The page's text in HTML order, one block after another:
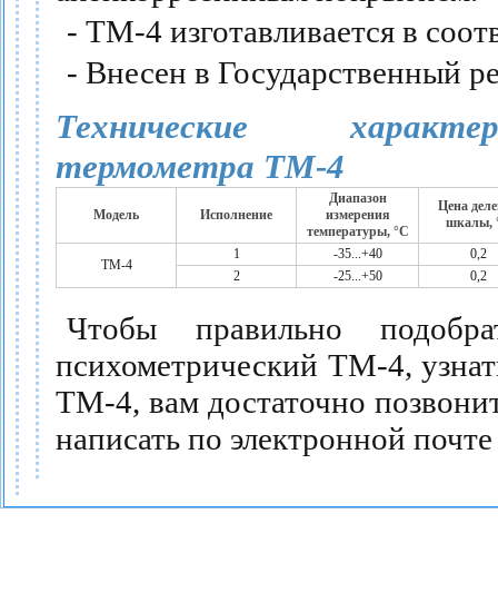
- ТМ-4 изготавливается в
- Внесен в Государственный
Технические
термометра ТМ-4
Модель Исполнение
Диапазон
измерения
температуры, °C
Цена
шкалы,
ТМ-4
1 -35...+40
0,2
2
-25...+50 0,2
Чтобы правильно
психометрический ТМ-4,
ТМ-4, вам достаточно
написать по электронной